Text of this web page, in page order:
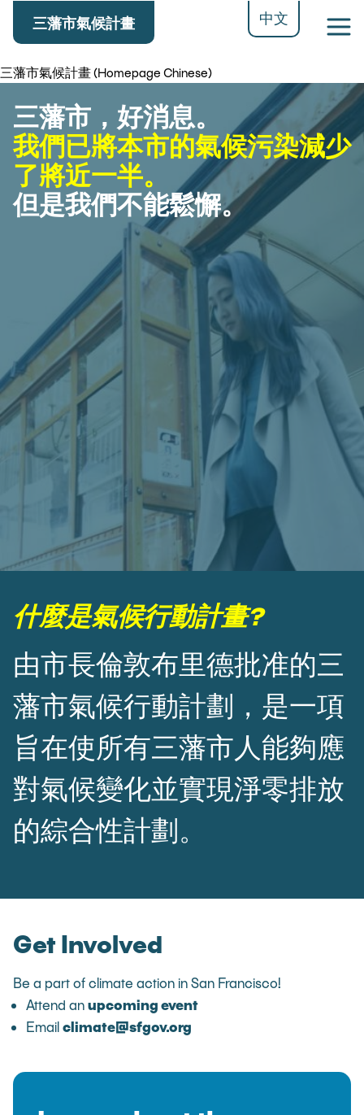
main
content
三藩市氣候計畫 中文
三藩市氣候計畫 (Homepage Chinese)
三藩市，好消息。
我們已將本市的氣候污染減少
了將近一半。
但是我們不能鬆懈。
什麼是氣候行動計畫?
由市長倫敦布里德批准的三
藩市氣候行動計劃，是一項
旨在使所有三藩市人能夠應
對氣候變化並實現淨零排放
的綜合性計劃。
Get Involved
Be a part of climate action in San Francisco!
Attend anupcoming event
Emailclimate@sfgov.org